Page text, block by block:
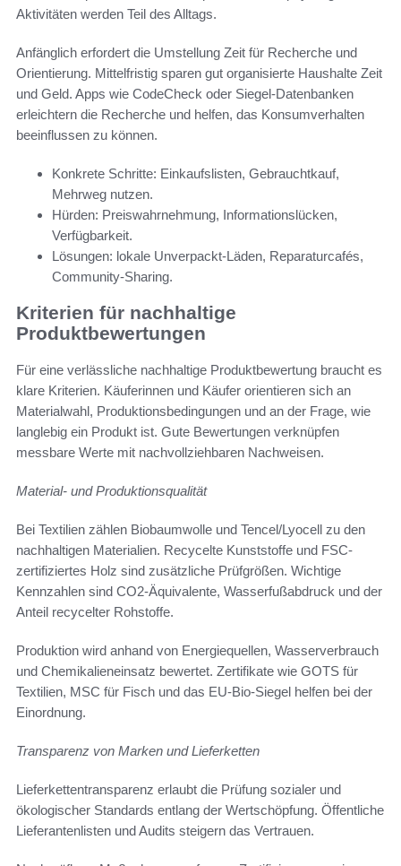
Aktivitäten werden Teil des Alltags.
Anfänglich erfordert die Umstellung Zeit für Recherche und
Orientierung. Mittelfristig sparen gut organisierte Haushalte Zeit
und Geld. Apps wie CodeCheck oder Siegel-Datenbanken
erleichtern die Recherche und helfen, das Konsumverhalten
beeinflussen zu können.
Konkrete Schritte: Einkaufslisten, Gebrauchtkauf,
Mehrweg nutzen.
Hürden: Preiswahrnehmung, Informationslücken,
Verfügbarkeit.
Lösungen: lokale Unverpackt-Läden, Reparaturcafés,
Community-Sharing.
Kriterien für nachhaltige
Produktbewertungen
Für eine verlässliche nachhaltige Produktbewertung braucht es
klare Kriterien. Käuferinnen und Käufer orientieren sich an
Materialwahl, Produktionsbedingungen und an der Frage, wie
langlebig ein Produkt ist. Gute Bewertungen verknüpfen
messbare Werte mit nachvollziehbaren Nachweisen.
Material- und Produktionsqualität
Bei Textilien zählen Biobaumwolle und Tencel/Lyocell zu den
nachhaltigen Materialien. Recycelte Kunststoffe und FSC-
zertifiziertes Holz sind zusätzliche Prüfgrößen. Wichtige
Kennzahlen sind CO2-Äquivalente, Wasserfußabdruck und der
Anteil recycelter Rohstoffe.
Produktion wird anhand von Energiequellen, Wasserverbrauch
und Chemikalieneinsatz bewertet. Zertifikate wie GOTS für
Textilien, MSC für Fisch und das EU-Bio-Siegel helfen bei der
Einordnung.
Transparenz von Marken und Lieferketten
Lieferkettentransparenz erlaubt die Prüfung sozialer und
ökologischer Standards entlang der Wertschöpfung. Öffentliche
Lieferantenlisten und Audits steigern das Vertrauen.